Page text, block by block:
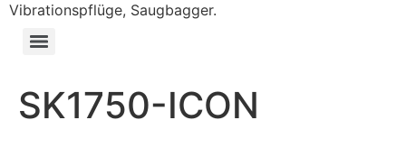
Vibrationspflüge, Saugbagger.
SK1750-ICON